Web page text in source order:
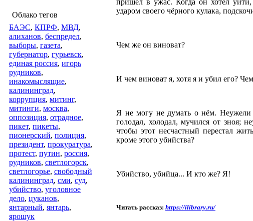
Облако тегов
БАЭС, КПРФ, МВД,
алиханов, беспредел,
выборы, газета,
губернатор, гурьевск,
единая россия, игорь
рудников,
инакомыслящие,
калининград,
коррупция, митинг,
митинги, москва,
оппозиция, отрадное,
пикет, пикеты,
пионерский, полиция,
президент, прокуратура,
протест, путин, россия,
рудников, светлогорск,
светлогорье, свободный
калининград, сми, суд,
убийство, уголовное
дело, цуканов,
янтарный, янтарь,
ярошук
пришёл в ужас. Когда он хотел
ударом своего чёрного кулака,
Чем же он виноват?
И чем виноват я, хотя я и убил его?
Я не могу не думать о нём. Неужели
голодал, холодал, мучился от зноя;
чтобы этот несчастный перестал
кроме этого убийства?
Убийство, убийца... И кто же? Я!
Читать рассказ: https://ilibrary.ru/